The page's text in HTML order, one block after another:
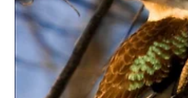
놓을 예정이었지만, 레이블사의 거절로 인해 결국,
keys Part 1을 출시한 후에, 1988년에 part2가 나왔다...